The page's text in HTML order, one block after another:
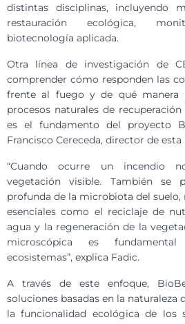
distintas disciplinas, incluyendo
restauración ecológica,
biotecnología aplicada.
Otra línea de investigación de
comprender cómo responden las
frente al fuego y de qué manera
procesos naturales de
es el fundamento del proyecto
Francisco Cereceda, director de
“Cuando ocurre un incendio
vegetación visible. También se
profunda de la microbiota del suelo,
esenciales como el reciclaje de
agua y la regeneración de la
microscópica es
ecosistemas”, explica Fadic.
A través de este enfoque,
soluciones basadas en la
la funcionalidad ecológica de los